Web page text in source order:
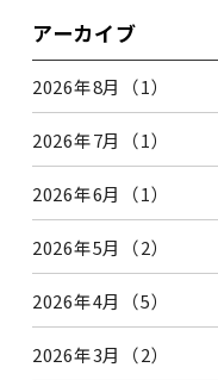
アーカイブ
2026年8月（1）
2026年7月（1）
2026年6月（1）
2026年5月（2）
2026年4月（5）
2026年3月（2）